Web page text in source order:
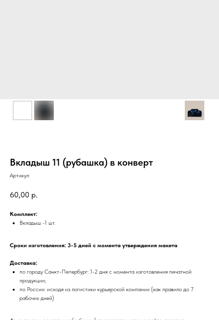
Вкладыш 11 (рубашка) в конверт
Артикул:
60,00 р.
Комплект:
Вкладыш -1 шт.
Сроки изготовления: 3-5 дней с момента утверждения макета
Доставка:
по городу Санкт-Петербург: 1-2 дня с момента изготовления печатной
продукции;
по России: исходя из логистики курьерской компании (как правило до 7
рабочих дней)